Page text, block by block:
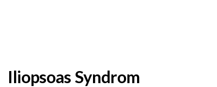
Iliopsoas Syndrom